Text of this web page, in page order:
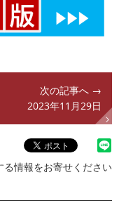
次の記事へ →
2023年11月29日
る情報をお寄せください